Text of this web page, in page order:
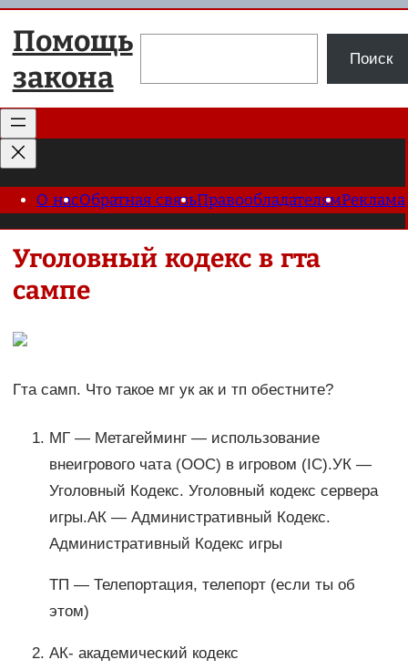
Перейти
Помощь
закона
Поиск
О насОбратная связьПравообладателямРеклама
Уголовный кодекс в гта
сампе
Гта самп. Что такое мг ук ак и тп обестните?
МГ — Метагейминг — использование
внеигрового чата (ООС) в игровом (IC).УК —
Уголовный Кодекс. Уголовный кодекс сервера
игры.АК — Административный Кодекс.
Административный Кодекс игры
ТП — Телепортация, телепорт (если ты об
этом)
АК- академический кодекс